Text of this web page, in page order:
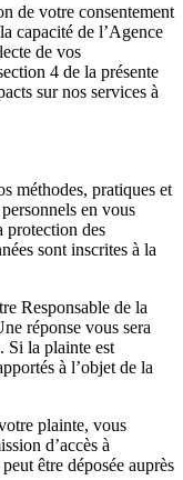
de votre consentement
capacité de l’Agence
de vos
4 de la présente
sur nos services à
méthodes, pratiques et
en vous
protection des
sont inscrites à la
Responsable de la
réponse vous sera
Si la plainte est
à l’objet de la
plainte, vous
d’accès à
être déposée auprès